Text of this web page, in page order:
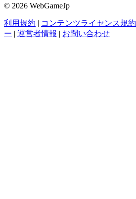
© 2026 WebGameJp
利用規約 | コンテンツライセンス規約
ー | 運営者情報 | お問い合わせ